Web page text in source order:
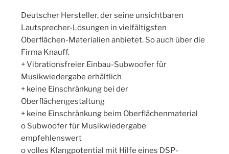
Deutscher Hersteller, der seine unsichtbaren
Lautsprecher-Lösungen in vielfältigsten
Oberflächen-Materialien anbietet. So auch über die
Firma Knauff.
+ Vibrationsfreier Einbau-Subwoofer für
Musikwiedergabe erhältlich
+ keine Einschränkung bei der
Oberflächengestaltung
+ keine Einschränkung beim Oberflächenmaterial
o Subwoofer für Musikwiedergabe
empfehlenswert
o volles Klangpotential mit Hilfe eines DSP-